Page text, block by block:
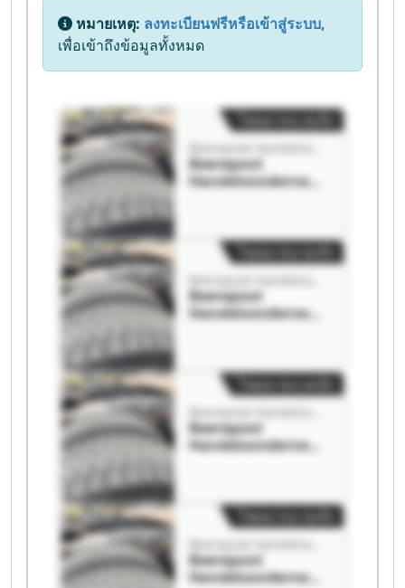
หมายเหตุ: ลงทะเบียนฟรีหรือเข้าสู่ระบบ,
เพื่อเข้าถึงข้อมูลทั้งหมด
Beerepoot
Handelsondernemi
ng BV
Beerepoot
Handelsondernemi
ng BV
Beerepoot
Handelsondernemi
ng BV
Beerepoot
Handelsondernemi